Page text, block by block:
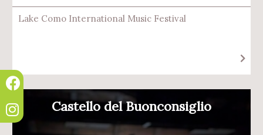
Lake Como International Music Festival
Castello del Buonconsiglio